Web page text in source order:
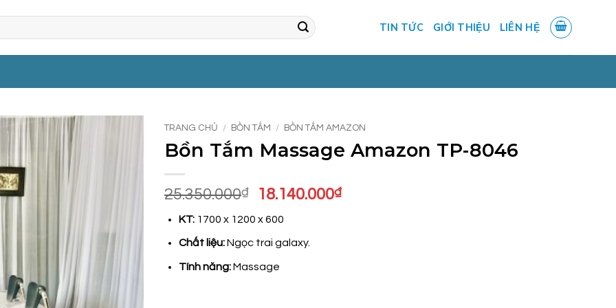
TIN TỨC GIỚI THIỆU LIÊN HỆ
TRANG CHỦ / BỒN TẮM / BỒN TẮM AMAZON
Bồn Tắm Massage Amazon TP-8046
25.350.000₫
Giá
là:
25.350.000₫.
18.140.000₫Giá
KT:1700 x 1200 x 600
Chất liệu:Ngọc trai galaxy.
Tính năng:Massage